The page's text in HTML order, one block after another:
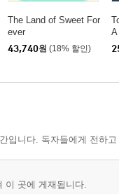
The Land of Sweet For
ever
43,740원 (18% 할인)
A
입니다. 독자들에게 전하
이 곳에 게재됩니다.